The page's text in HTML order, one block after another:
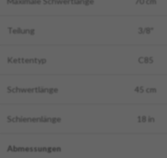
Teilung 3/8″
Kettentyp C85
Schwertlänge 45 cm
Schienenlänge 18 in
Abmessungen